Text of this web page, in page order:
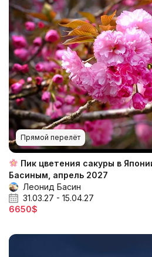
Прямой перелёт
Пик цветения сакуры в
Басиным, апрель 2027
Леонид Басин
31.03.27 - 15.04.27
6650$